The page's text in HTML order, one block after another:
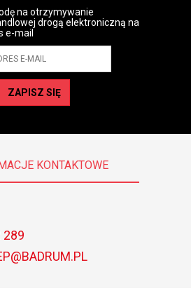
na otrzymywanie
drogą elektroniczną na
e-mail
ZAPISZ SIĘ
KONTAKTOWE
289